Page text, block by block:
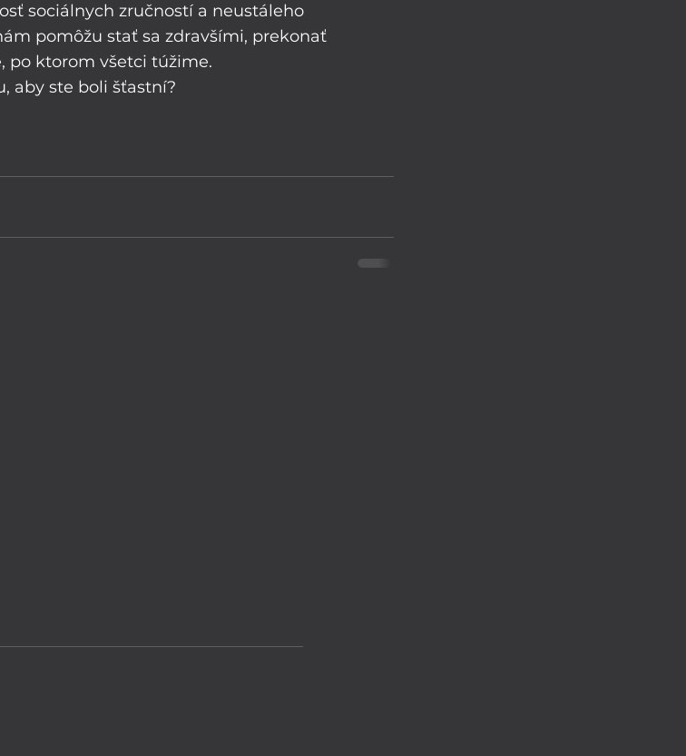
sociálnych zručností a neustáleho
pomôžu stať sa zdravšími, prekonať
po ktorom všetci túžime.
aby ste boli šťastní?